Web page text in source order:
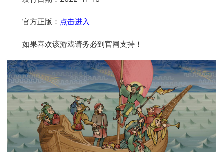
官方正版： 点击进入
如果喜欢该游戏请务必到官网支持！